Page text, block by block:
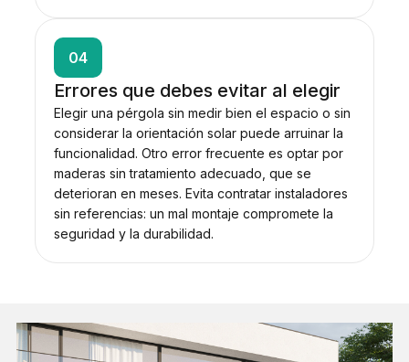
04
Errores que debes evitar al elegir
Elegir una pérgola sin medir bien el espacio o sin
considerar la orientación solar puede arruinar la
funcionalidad. Otro error frecuente es optar por
maderas sin tratamiento adecuado, que se
deterioran en meses. Evita contratar instaladores
sin referencias: un mal montaje compromete la
seguridad y la durabilidad.